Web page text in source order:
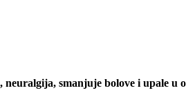
smanjuje bolove i upale u